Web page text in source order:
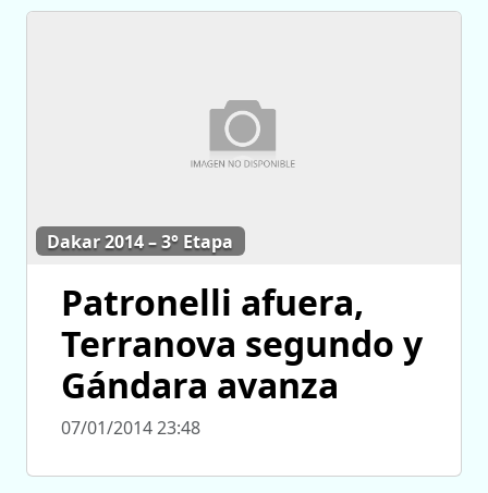
Dakar 2014 – 3° Etapa
Patronelli afuera,
Terranova segundo y
Gándara avanza
07/01/2014 23:48